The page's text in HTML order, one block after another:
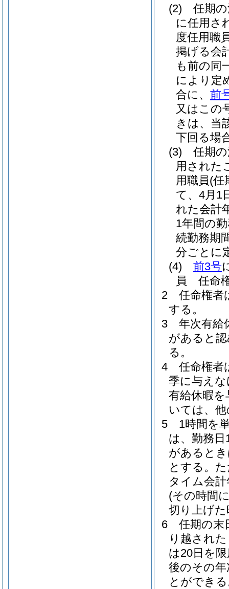
(2)
任期
に任用さ
度任用職
掲げる会
も前の同
により定
合に、 前
又はこの
きは、当
下回る場
(3)
任期
用された
用職員(任
て、4月1
れた会計
1年間の
続勤務期
分ごとに
(4)
前3号
員 任命
2
任命権者
する。
3
年次有給
があると
る。
4
任命権者
季に与え
有給休暇
いては、
5
1時間を
は、勤務
があると
とする。
タイム会
(その時間
切り上げた
6
任期の末
り越され
は20日を
後のその
とができ